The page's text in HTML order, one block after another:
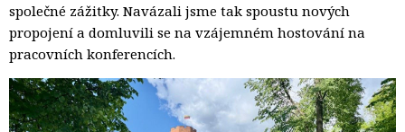
společné zážitky. Navázali jsme tak spoustu nových
propojení a domluvili se na vzájemném hostování na
pracovních konferencích.